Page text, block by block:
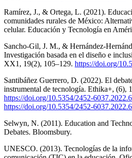
Ramírez, J., & Ortega, L. (2021).
comunidades rurales de México:
celular. Educación y Tecnología en
Sancho-Gil, J. M., & Hernández-
Investigación basada en el diseño e
XX1, 19(2), 105–129. https://doi.org/
Santibáñez Guerrero, D. (2022). El
instrumental de tecnología. Ethika+, (6),
https://doi.org/10.5354/2452-
https://doi.org/10.5354/2452-
Selwyn, N. (2011). Education and
Debates. Bloomsbury.
UNESCO. (2013). Tecnologías de la